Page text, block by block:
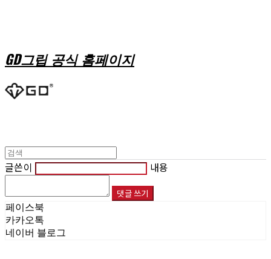
GD그립 공식 홈페이지
글쓴이 내용
댓글 쓰기
페이스북
카카오톡
네이버 블로그